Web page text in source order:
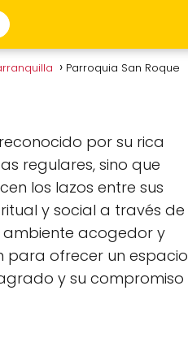
Parroquia San Roque
por su rica
regulares, sino que
los lazos entre sus
y social a través de
acogedor y
para ofrecer un espacio
y su compromiso